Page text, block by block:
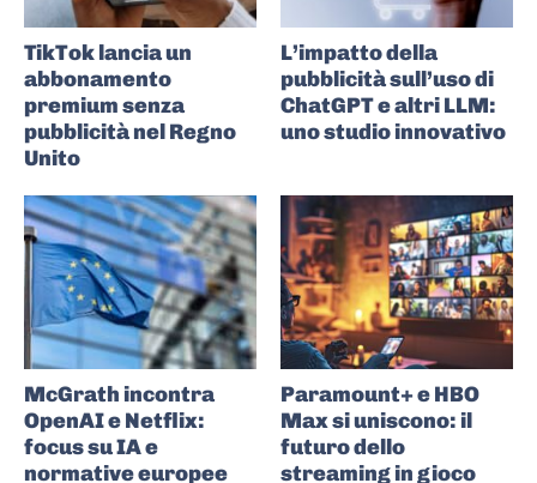
TikTok lancia un
abbonamento
premium senza
pubblicità nel Regno
Unito
L’impatto della
pubblicità sull’uso di
ChatGPT e altri LLM:
uno studio innovativo
McGrath incontra
OpenAI e Netflix:
focus su IA e
normative europee
Paramount+ e HBO
Max si uniscono: il
futuro dello
streaming in gioco